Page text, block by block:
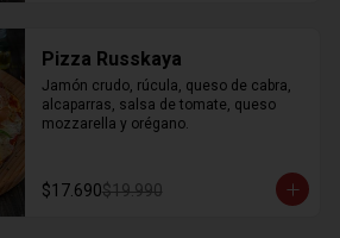
Pizza Russkaya
Jamón crudo, rúcula, queso de cabra,
alcaparras, salsa de tomate, queso
mozzarella y orégano.
$17.690$19.990